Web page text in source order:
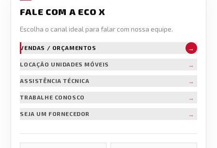
FALE COM A ECO X
Escolha o canal ideal para falar com nossa equipe.
VENDAS / ORÇAMENTOS →
LOCAÇÃO UNIDADES MÓVEIS →
ASSISTÊNCIA TÉCNICA →
TRABALHE CONOSCO →
SEJA UM FORNECEDOR →